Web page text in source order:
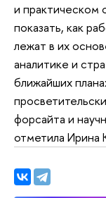
и практическом
показать, как
лежат в их
аналитике и
ближайших
форсайта и
отметила Ирина